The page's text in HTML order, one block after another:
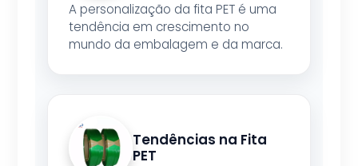
A personalização da fita PET é uma
tendência em crescimento no
mundo da embalagem e da marca.
Tendências na Fita
PET